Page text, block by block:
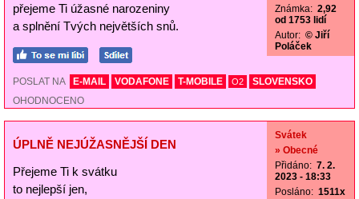
přejeme Ti úžasné narozeniny
a splnění Tvých největších snů.
Známka: 2,92
od 1753 lidí
Autor: © Jiří
Poláček
POSLAT NA E-MAIL VODAFONE T-MOBILE O2
SLOVENSKO
OHODNOCENO
ÚPLNĚ NEJÚŽASNĚJŠÍ DEN
Přejeme Ti k svátku
to nejlepší jen,
Svátek
» Obecné
Přidáno: 7. 2.
2023 - 18:33
Posláno: 1511x